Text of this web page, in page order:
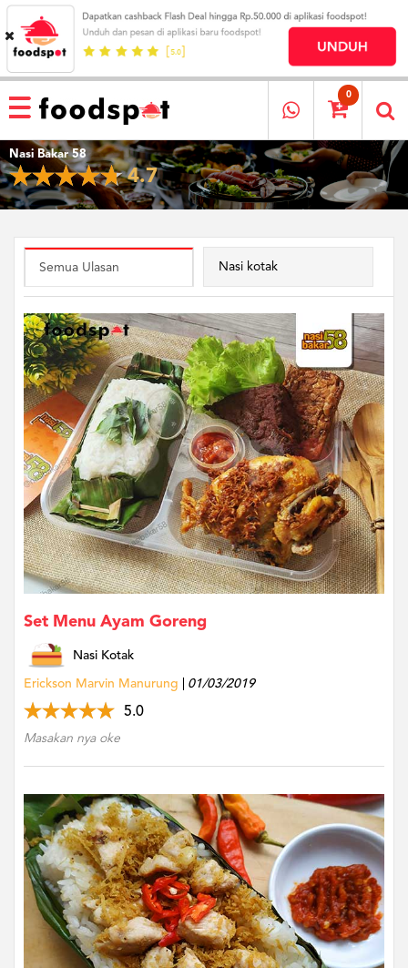
HOME
MENU
RESTAURANT
CARA
PESAN
OUR
KATA
MEREKA
KATALOG
LOYALTY
PROGRAM
FAQ
ABOUT
US
CATERERS
BLOG
TERMS
CONDITIONS
CALL
CENTER
3494
LOGIN
DAFTAR
0
Nasi Bakar 58
4.7
Semua Ulasan Nasi kotak
Set Menu Ayam Goreng
Nasi Kotak
Erickson Marvin Manurung 01/03/2019
5.0
Masakan nya oke